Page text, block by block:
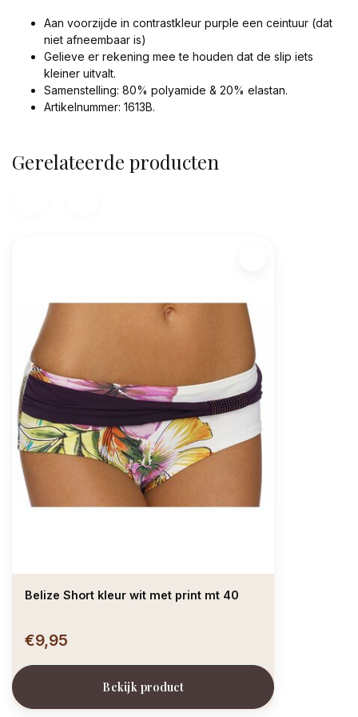
Aan voorzijde in contrastkleur purple een ceintuur (dat
niet afneembaar is)
Gelieve er rekening mee te houden dat de slip iets
kleiner uitvalt.
Samenstelling: 80% polyamide & 20% elastan.
Artikelnummer: 1613B.
Gerelateerde producten
Belize Short kleur wit met print mt 40
€9,95
Bekijk product